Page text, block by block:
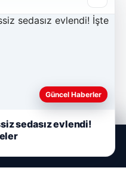
Güncel Haberler
sedasız evlendi!